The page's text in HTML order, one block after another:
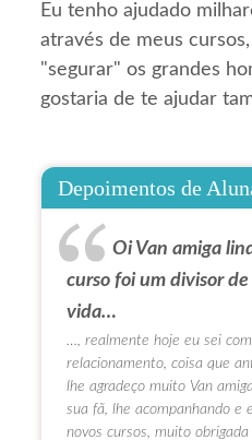
Eu tenho ajudado
através de meus
"segurar" os grandes
gostaria de te ajudar
Depoimentos de
Oi Van amiga
curso foi um divisor
vida…
…, realmente hoje eu sei
relacionamento, coisa que
lhe agradeço muito Van
sua fã, lhe acompanhando e
novos cursos, muito